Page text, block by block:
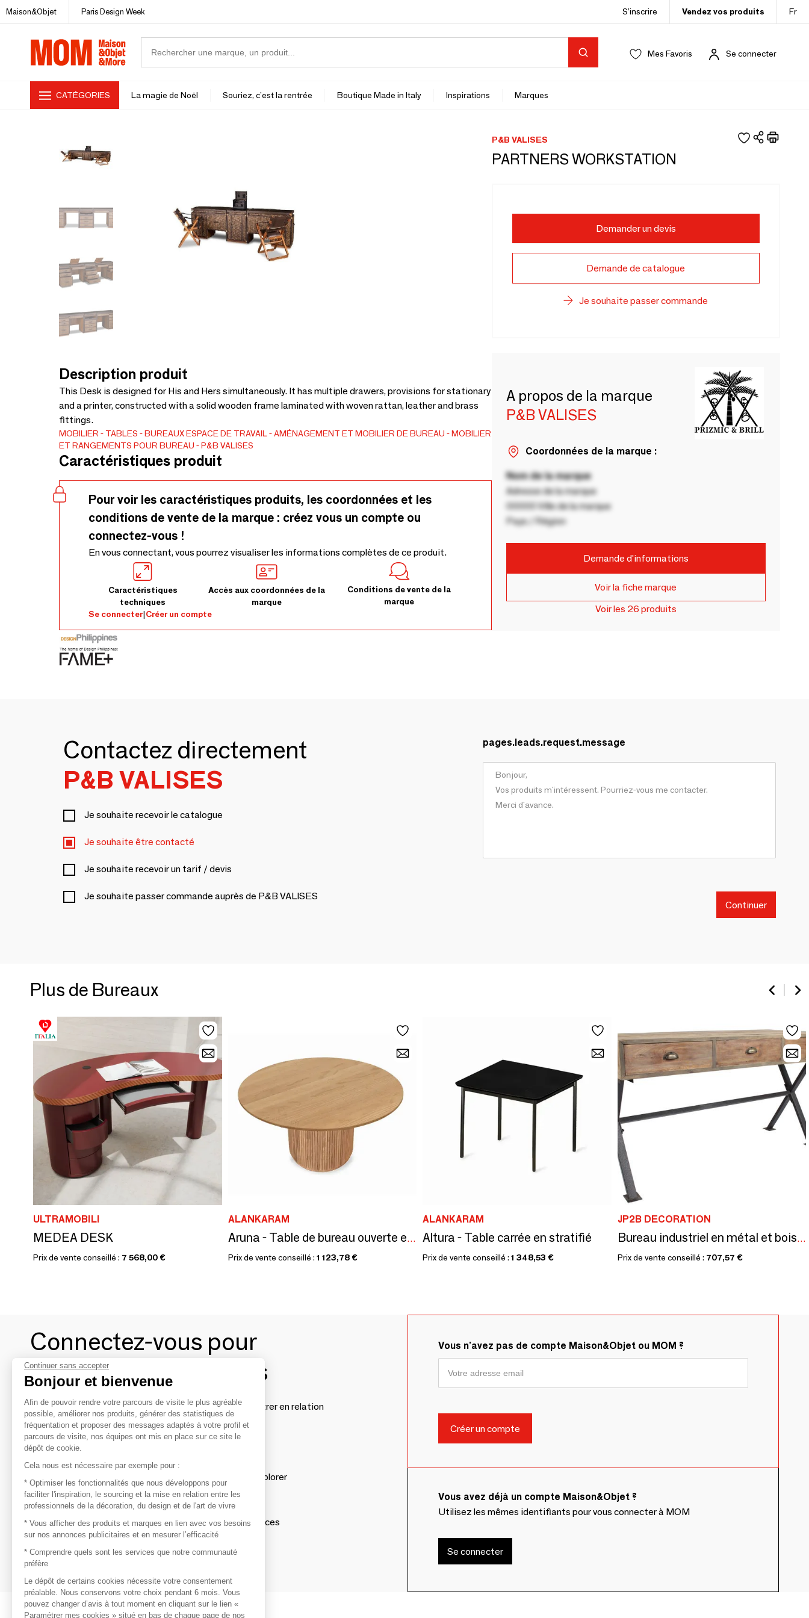
Maison&Objet Paris Design Week S’inscrire Vendez vos produits Fr
Mes Favoris Se connecter
CATÉGORIES La magie de Noël Souriez, c'est la rentrée Boutique Made in Italy Inspirations Marques
Description produit
This Desk is designed for His and Hers simultaneously. It has multiple drawers, provisions for stationary
and a printer, constructed with a solid wooden frame laminated with woven rattan, leather and brass
fittings.
MOBILIER TABLES BUREAUXESPACE DE TRAVAIL AMÉNAGEMENT ET MOBILIER DE BUREAU
MOBILIER
ET RANGEMENTS POUR BUREAU
P&B VALISES
Caractéristiques produit
Pour voir les caractéristiques produits, les coordonnées et les
conditions de vente de la marque : créez vous un compte ou
connectez-vous !
En vous connectant, vous pourrez visualiser les informations complètes de ce produit.
Caractéristiques
techniques
Accès aux coordonnées de la
marque
Conditions de vente de la
marque
Se connecter|Créer un compte
P&B VALISES
PARTNERS WORKSTATION
Demander un devis
Demande de catalogue
Je souhaite passer commande
A propos de la marque
P&B VALISES
Coordonnées de la marque :
Nom de la marque
Adresse de la marque
00000 Ville de la marque
Pays / Région
Demande d'informations
Voir la fiche marque
Voir les 26 produits
Contactez directement
P&B VALISES
Je souhaite recevoir le catalogue
Je souhaite être contacté
Je souhaite recevoir un tarif / devis
Je souhaite passer commande auprès de P&B VALISES
pages.leads.request.message
Continuer
Plus de Bureaux
ULTRAMOBILI
MEDEA DESK
Prix de vente conseillé : 7 568,00 €
ALANKARAM
Aruna - Table de bureau ouverte en bois massif
Prix de vente conseillé : 1 123,78 €
ALANKARAM
Altura - Table carrée en stratifié
Prix de vente conseillé : 1 348,53 €
JP2B DECORATION
Bureau industriel en métal et bois recyclé, 150 cm, 3 tiroirs, style vintage
Prix de vente conseillé : 707,57 €
Connectez-vous pour
contacter les marques
Afin de profiter au mieux de l'expérience MOM et de rentrer en relation
avec vos marques préférées, créez-vous un compte.
Découvrir
Les produits de milliers de fournisseurs à explorer
S'inspirer
Inspiration et sélections de produits tendances
Contacter
Vous n'avez pas de compte Maison&Objet ou MOM ?
Vous avez déjà un compte Maison&Objet ?
Utilisez les mêmes identifiants pour vous connecter à MOM
Se connecter
Continuer sans accepter
Bonjour et bienvenue
Afin de pouvoir rendre votre parcours de visite le plus agréable
possible, améliorer nos produits, générer des statistiques de
fréquentation et proposer des messages adaptés à votre profil et
parcours de visite, nos équipes ont mis en place sur ce site le
dépôt de cookie.
Cela nous est nécessaire par exemple pour :
* Optimiser les fonctionnalités que nous développons pour
faciliter l'inspiration, le sourcing et la mise en relation entre les
professionnels de la décoration, du design et de l'art de vivre
* Vous afficher des produits et marques en lien avec vos besoins
sur nos annonces publicitaires et en mesurer l’efficacité
* Comprendre quels sont les services que notre communauté
préfère
Le dépôt de certains cookies nécessite votre consentement
préalable. Nous conservons votre choix pendant 6 mois. Vous
pouvez changer d’avis à tout moment en cliquant sur le lien «
Paramétrer mes cookies » situé en bas de chaque page de nos